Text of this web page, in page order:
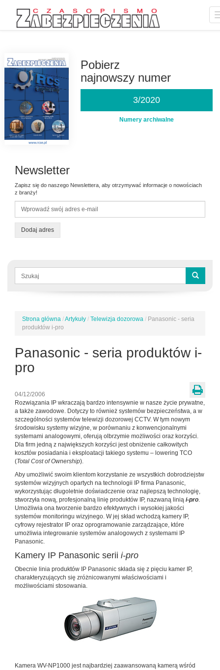
Pobierz
najnowszy numer
3/2020
Numery archiwalne
Newsletter
Zapisz się do naszego Newslettera, aby otrzymywać informacje o nowościach
z branży!
Dodaj adres
Formularz
wyszukiwania
Jesteś
tutaj
Strona główna /Artykuły / Telewizja dozorowa / Panasonic - seria
produktów i-pro
Panasonic - seria produktów i-
pro
04/12/2006
Rozwiązania IP wkraczają bardzo intensywnie w nasze życie prywatne,
a także zawodowe. Dotyczy to również systemów bezpieczeństwa, a w
szczególności systemów telewizji dozorowej CCTV. W tym nowym
środowisku systemy wizyjne, w porównaniu z konwencjonalnymi
systemami analogowymi, oferują olbrzymie możliwości oraz korzyści.
Dla firm jedną z największych korzyści jest obniżenie całkowitych
kosztów posiadania i eksploatacji takiego systemu – lowering TCO
(Total Cost of Ownership).
Aby umożliwić swoim klientom korzystanie ze wszystkich dobrodziejstw
systemów wizyjnych opartych na technologii IP firma Panasonic,
wykorzystując długoletnie doświadczenie oraz najlepszą technologię,
stworzyła nową, profesjonalną linię produktów IP, nazwaną linią i-pro.
Umożliwia ona tworzenie bardzo efektywnych i wysokiej jakości
systemów monitoringu wizyjnego. W jej skład wchodzą kamery IP,
cyfrowy rejestrator IP oraz oprogramowanie zarządzające, które
umożliwia integrowanie systemów analogowych z systemami IP
Panasonic.
Kamery IP Panasonic serii i-pro
Obecnie linia produktów IP Panasonic składa się z pięciu kamer IP,
charakteryzujących się zróżnicowanymi właściwościami i
możliwościami stosowania.
Kamera WV-NP1000 jest najbardziej zaawansowaną kamerą wśród